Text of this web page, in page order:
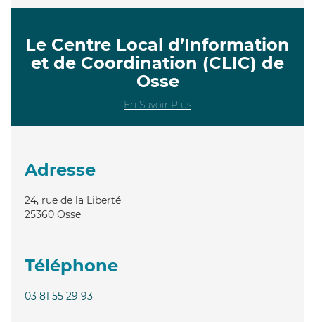
Le Centre Local d’Information
et de Coordination (CLIC) de
Osse
En Savoir Plus
Adresse
24, rue de la Liberté
25360 Osse
Téléphone
03 81 55 29 93